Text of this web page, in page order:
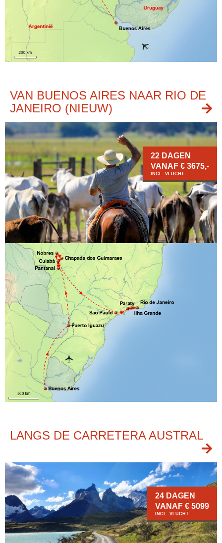
VAN BUENOS AIRES NAAR RIO DE
JANEIRO (NIEUW)
22 DAGEN
VANAF € 3675,-
INCL. VLUCHT
LANGS DE CARRETERA AUSTRAL
24 DAGEN
VANAF € 5099
INCL. VLUCHT